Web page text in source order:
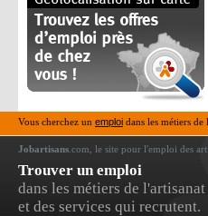
Vous cherchez un emploi dans les métiers de
Jobartisans .com, le site pour l'emploi des
Trouver un emploi
dans les métiers de l'artisanat
et des services qui recrutent.